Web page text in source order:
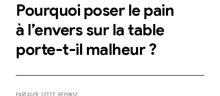
Pourquoi poser le pain
à l’envers sur la table
porte-t-il malheur ?